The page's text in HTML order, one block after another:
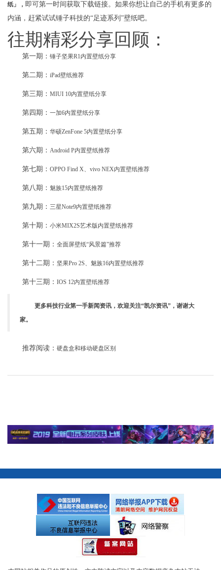
纸」， 即可第一时间获取下载链接。如果你想让自己的手机有更多的
内涵，赶紧试试锤子科技的“足迹系列”壁纸吧。
往期精彩分享回顾：
第一期： 锤子坚果R1内置壁纸分享
第二期： iPad壁纸推荐
第三期： MIUI 10内置壁纸分享
第四期： 一加6内置壁纸分享
第五期： 华硕ZenFone 5内置壁纸分享
第六期： Android P内置壁纸推荐
第七期： OPPO Find X、vivo NEX内置壁纸推荐
第八期： 魅族15内置壁纸推荐
第九期： 三星Note9内置壁纸推荐
第十期： 小米MIX2S艺术版内置壁纸推荐
第十一期： 全面屏壁纸“风景篇”推荐
第十二期： 坚果Pro 2S、魅族16内置壁纸推荐
第十三期： IOS 12内置壁纸推荐
更多科技行业第一手新闻资讯，欢迎关注“凯尔资讯”，谢谢大
家。
推荐阅读： 硬盘盒和移动硬盘区别